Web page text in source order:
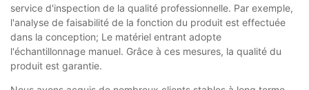
service d'inspection de la qualité professionnelle. Par exemple,
l'analyse de faisabilité de la fonction du produit est effectuée
dans la conception; Le matériel entrant adopte
l'échantillonnage manuel. Grâce à ces mesures, la qualité du
produit est garantie.